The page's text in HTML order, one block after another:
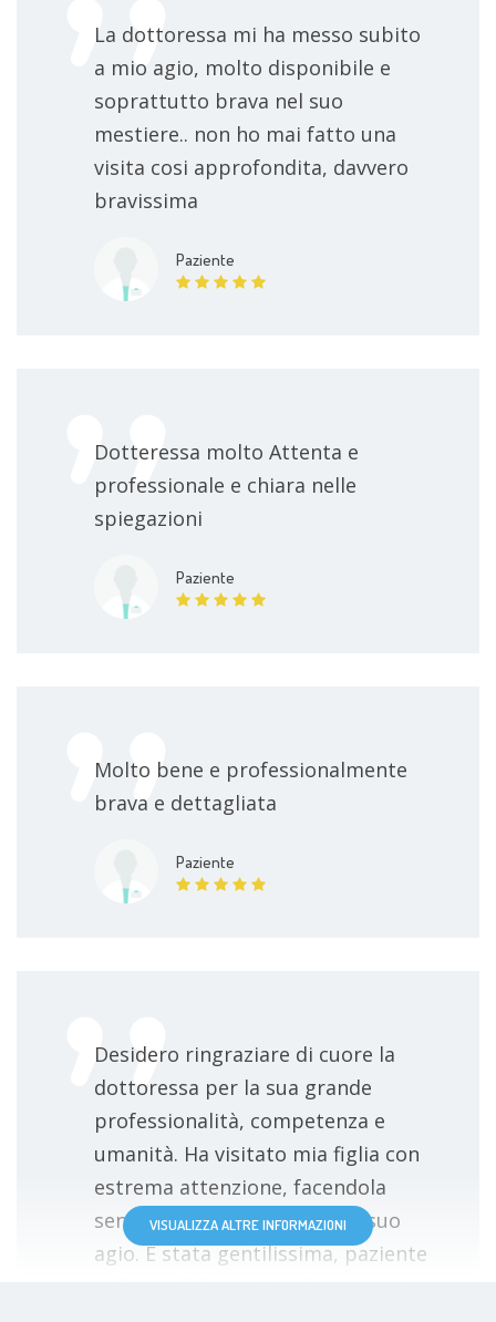
esame vestibolare
esame impedenzometrico
esame clinico della funzionalità vestibolare
visita vestibolare (vertigini)
La dottoressa mi ha messo subito
a mio agio, molto disponibile e
soprattutto brava nel suo
mestiere.. non ho mai fatto una
visita cosi approfondita, davvero
bravissima
Paziente
Dotteressa molto Attenta e
professionale e chiara nelle
spiegazioni
Paziente
Molto bene e professionalmente
brava e dettagliata
Paziente
Desidero ringraziare di cuore la
dottoressa per la sua grande
professionalità, competenza e
umanità. Ha visitato mia figlia con
estrema attenzione, facendola
sentire subito tranquilla e a suo
agio. È stata gentilissima, paziente
VISUALIZZA ALTRE INFORMAZIONI